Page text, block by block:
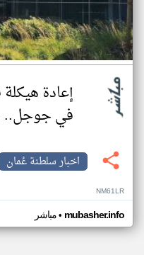
إعادة
في جوجل..
اخبار سلطنة عُمان
NM61LR
مباشر• mubasher.info